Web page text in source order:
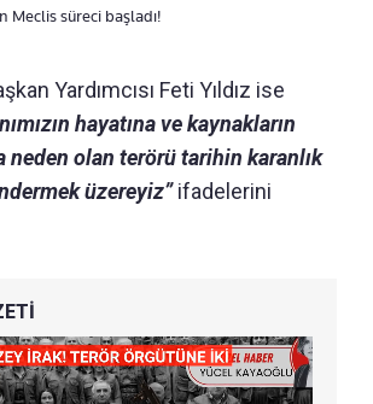
Meclis süreci başladı!
Yardımcısı Feti Yıldız ise
hayatına ve kaynakların
neden olan terörü tarihin karanlık
üzereyiz”ifadelerini